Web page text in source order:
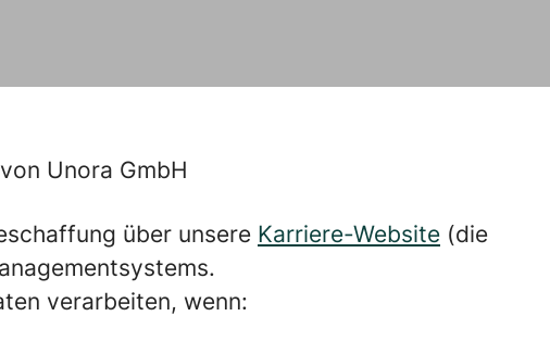
Unora GmbH
über unsere Karriere-Website (die
verarbeiten, wenn: